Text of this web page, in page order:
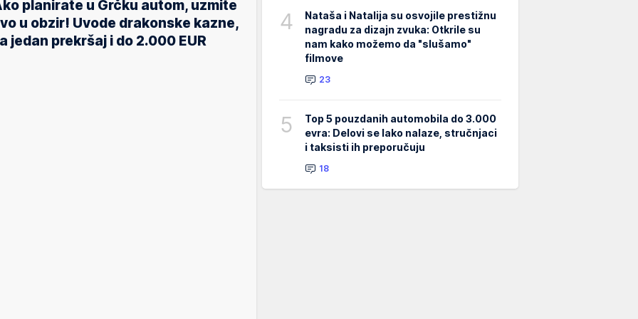
planirate u Grčku autom, uzmite
u obzir! Uvode drakonske kazne,
jedan prekršaj i do 2.000 EUR
4
Nataša i Natalija su osvojile prestižnu
nagradu za dizajn zvuka: Otkrile su
nam kako možemo da "slušamo"
filmove
23
5
Top 5 pouzdanih automobila do 3.000
evra: Delovi se lako nalaze, stručnjaci
i taksisti ih preporučuju
18